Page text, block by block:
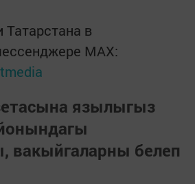
Татарстана в
MАХ:
язылыгыз
вакыйгаларны белеп